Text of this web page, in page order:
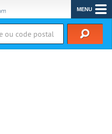
MENU